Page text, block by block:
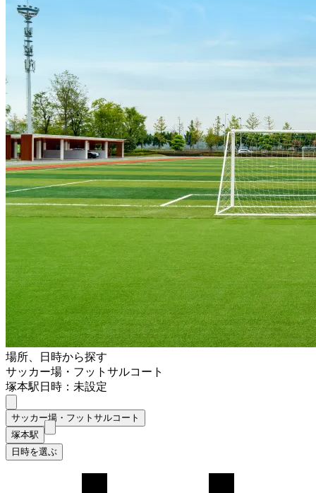
場所、日時から探す
サッカー場・フットサルコート
塚本駅日時：未設定
サッカー場・フットサルコート
塚本駅
日時を選ぶ